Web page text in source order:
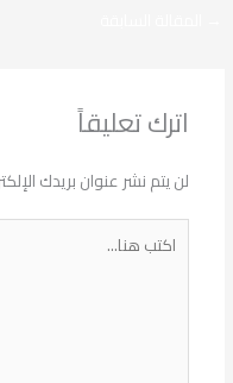
اترك تعليقاً
لن يتم نشر عنوان بريدك
اكتب
هنا...